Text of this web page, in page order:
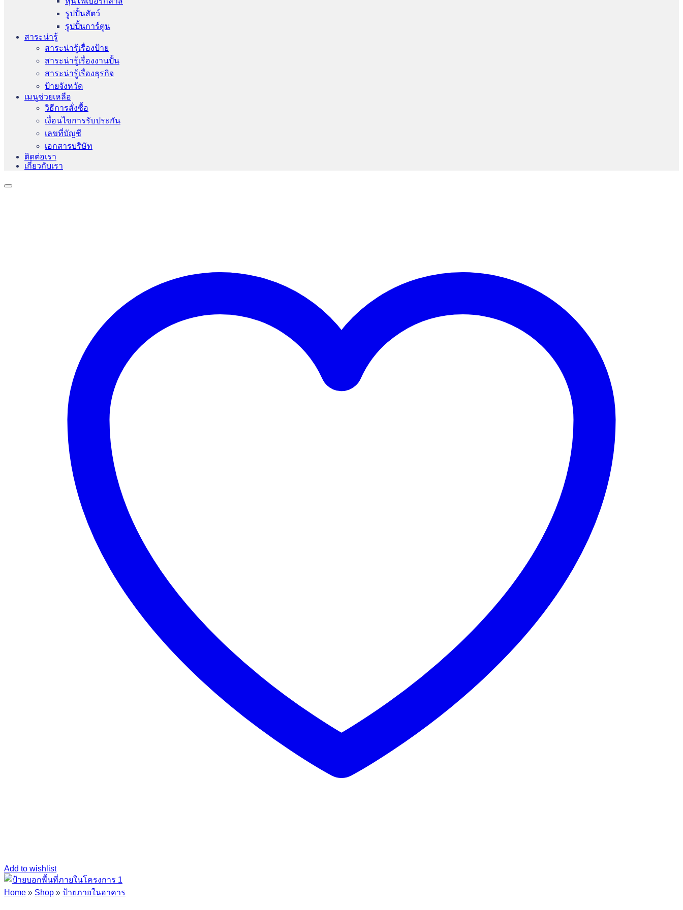
รูปปั้นสัตว์
รูปปั้นการ์ตูน
สาระน่ารู้
สาระน่ารู้เรื่องป้าย
สาระน่ารู้เรื่องงานปั้น
สาระน่ารู้เรื่องธุรกิจ
ป้ายจังหวัด
เมนูช่วยเหลือ
วิธีการสั่งซื้อ
เงื่อนไขการรับประกัน
เลขที่บัญชี
เอกสารบริษัท
ติดต่อเรา
เกี่ยวกับเรา
Add to wishlist
Home » Shop » ป้ายภายในอาคาร